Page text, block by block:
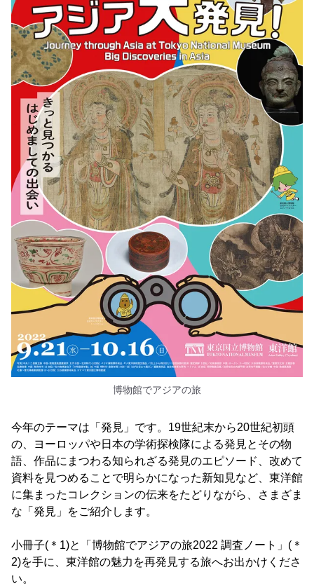
博物館でアジアの旅
今年のテーマは「発見」です。19世紀末から20世紀初頭
の、ヨーロッパや日本の学術探検隊による発見とその物
語、作品にまつわる知られざる発見のエピソード、改めて
資料を見つめることで明らかになった新知見など、東洋館
に集まったコレクションの伝来をたどりながら、さまざま
な「発見」をご紹介します。
小冊子(＊1)と「博物館でアジアの旅2022 調査ノート」(＊
2)を手に、東洋館の魅力を再発見する旅へお出かけくださ
い。